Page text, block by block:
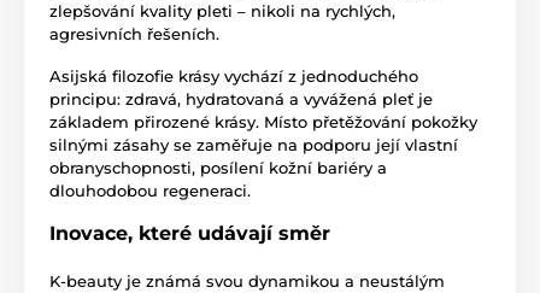
zlepšování kvality pleti – nikoli na rychlých,
agresivních řešeních.
Asijská filozofie krásy vychází z jednoduchého
principu: zdravá, hydratovaná a vyvážená pleť je
základem přirozené krásy. Místo přetěžování pokožky
silnými zásahy se zaměřuje na podporu její vlastní
obranyschopnosti, posílení kožní bariéry a
dlouhodobou regeneraci.
Inovace, které udávají směr
K-beauty je známá svou dynamikou a neustálým